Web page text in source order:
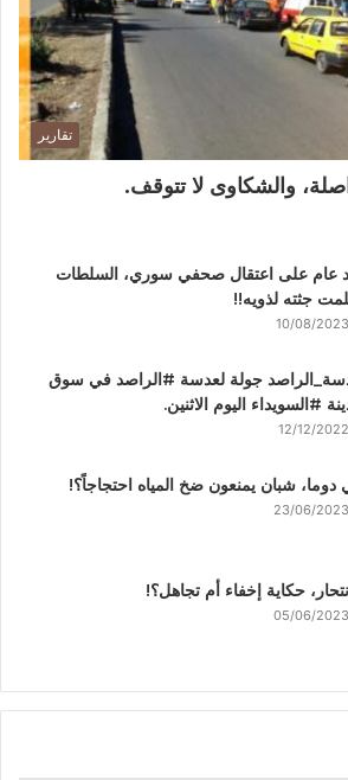
تقارير
والشكاوى لا تتوقف.
عام على اعتقال صحفي سوري، السلطات
جثته لذويه!!
10/08/2023
جولة لعدسة #الراصد في سوق
#السويداء اليوم الاثنين.
12/12/2022
دوما، شبان يمنعون ضخ المياه احتجاجاً؟!
23/06/2023
حكاية إخفاء أم تجاهل؟!
05/06/2023